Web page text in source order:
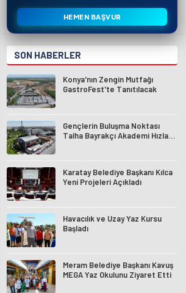
HEMEN BAŞVUR
SON HABERLER
Konya'nın Zengin Mutfağı
GastroFest'te Tanıtılacak
Gençlerin Buluşma Noktası
Talha Bayrakçı Akademi Hızla
Karatay Belediye Başkanı Kılca
Yeni Projeleri Açıkladı
Havacılık ve Uzay Yaz Kursu
Başladı
Meram Belediye Başkanı Kavuş
MEGA Yaz Okulunu Ziyaret Etti